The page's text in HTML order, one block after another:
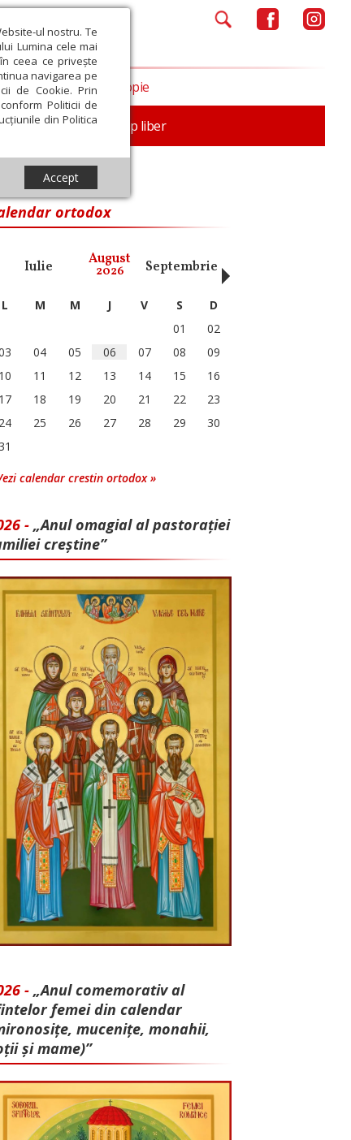
ul nostru. Te
Lumina cele mai
ceea ce privește
navigarea pe
de Cookie. Prin
Politicii de
din Politica
Accept
Familie Timp liber
Opinii Filantropie
ortodox
Iulie August
2026 Septembrie Octombrie
L M M J V S
D
01
02
04 05 06 07 08
09
10
11 12 13 14 15
16
17
18 19 20 21 22
23
24
25 26 27 28 29
30
31
calendar crestin ortodox »
- „Anul omagial al pastorației
creștine”
- „Anul comemorativ al
femei din calendar
mu­cenițe, monahii,
și mame)”